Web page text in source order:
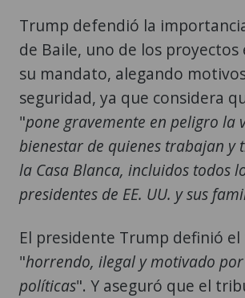
Trump defendió la
de Baile, uno de los proyectos
su mandato, alegando
seguridad, ya que considera
"pone gravemente en peligro la
bienestar de quienes trabajan y
la Casa Blanca, incluidos todos
presidentes de EE. UU. y sus
El presidente Trump definió
"horrendo, ilegal y motivado
políticas". Y aseguró que el